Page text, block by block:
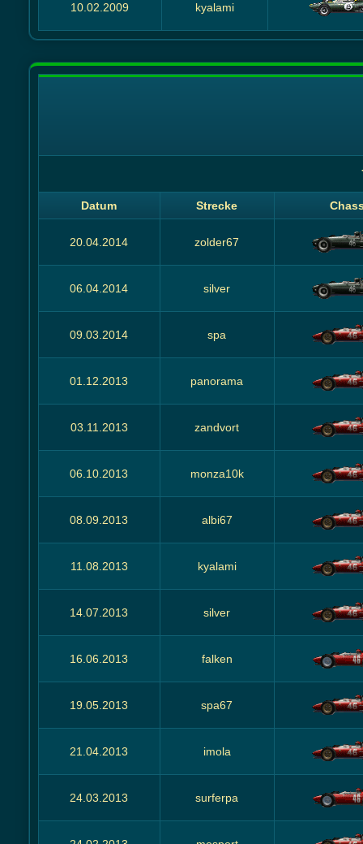
10.02.2009 kyalami
Datum Strecke
20.04.2014 zolder67
06.04.2014 silver
09.03.2014 spa
01.12.2013 panorama
03.11.2013 zandvort
06.10.2013 monza10k
08.09.2013 albi67
11.08.2013 kyalami
14.07.2013 silver
16.06.2013 falken
19.05.2013 spa67
21.04.2013 imola
24.03.2013 surferpa